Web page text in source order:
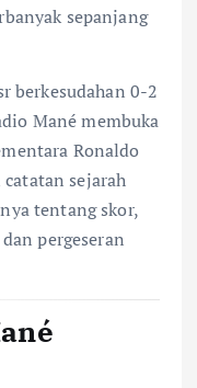
sepanjang
berkesudahan 0-2
Mané membuka
Ronaldo
sejarah
tentang skor,
pergeseran